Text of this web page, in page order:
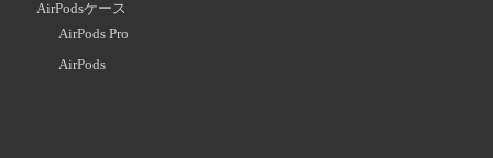
AirPodsケース
AirPods Pro
AirPods